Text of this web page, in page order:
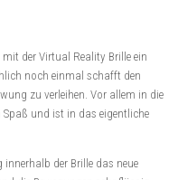
der Virtual Reality Brille ein
noch einmal schafft den
zu verleihen. Vor allem in die
und ist in das eigentliche
der Brille das neue